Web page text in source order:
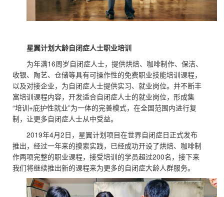
星翼计划大龄自闭症人士职业培训
为年满16周岁自闭症人士，提供烘焙、咖啡制作、保洁、
收银、陶艺、仓储等具有可操作性的免费职业技能培训课程，
以及对接企业，为自闭症人士提供实习、就业岗位。并不断丰
富培训课程内容，开发适合自闭症人士的就业岗位，形成集
“培训+庇护性就业”为一体的完善模式，在全国范围内进行复
制，让更多自闭症人士从中受益。
2019年4月2日，星翼计划项目在世界自闭症日正式发布
推出，经过一年来的摸索实践，已经成功开设了烘焙、咖啡制
作两项完整的职业课程，接受培训的学员超过200名，接下来
我们将继续推出新的课程来为更多的自闭症大龄人群服务。